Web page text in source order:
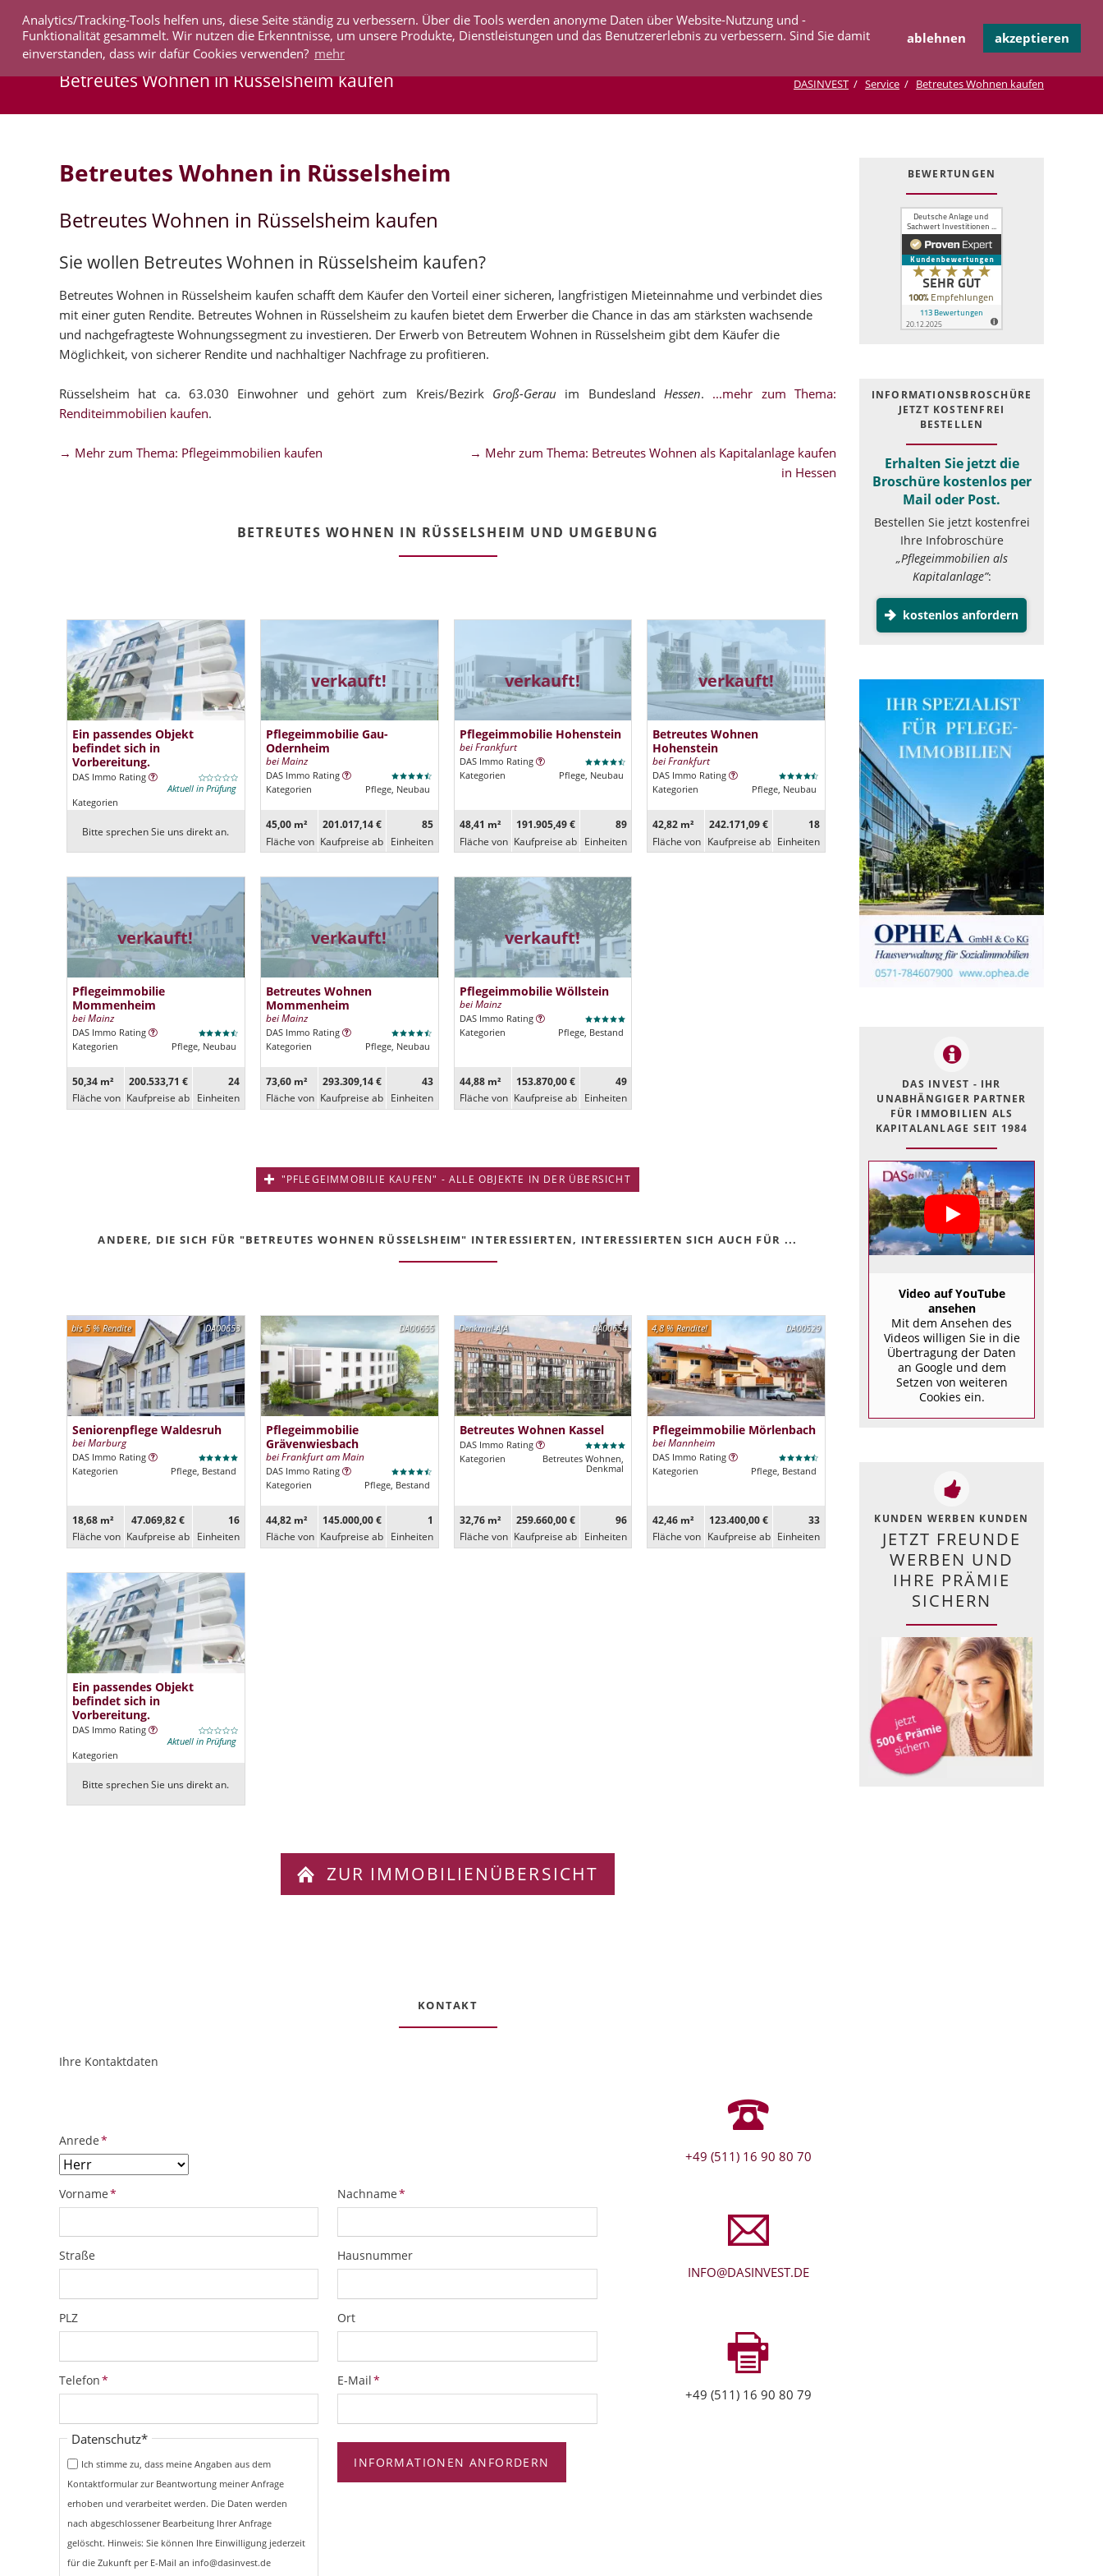
Analytics/Tracking-Tools helfen uns, diese Seite ständig zu verbessern. Über die Tools werden anonyme Daten über Website-Nutzung und -
Funktionalität gesammelt. Wir nutzen die Erkenntnisse, um unsere Produkte, Dienstleistungen und das Benutzererlebnis zu verbessern. Sind Sie damit
einverstanden, dass wir dafür Cookies verwenden? mehr
ablehnen akzeptieren
überspringen
IMMOBILIEN AKTUELLES UNTERNEHMEN SERVICE KOOPERATION KONTAKT
Betreutes Wohnen in Rüsselsheim kaufen DASINVEST Service Betreutes Wohnen kaufen
Betreutes Wohnen in Rüsselsheim
Betreutes Wohnen in Rüsselsheim kaufen
Sie wollen Betreutes Wohnen in Rüsselsheim kaufen?
Betreutes Wohnen in Rüsselsheim kaufen schafft dem Käufer den Vorteil einer sicheren, langfristigen Mieteinnahme und verbindet dies
mit einer guten Rendite. Betreutes Wohnen in Rüsselsheim zu kaufen bietet dem Erwerber die Chance in das am stärksten wachsende
und nachgefragteste Wohnungssegment zu investieren. Der Erwerb von Betreutem Wohnen in Rüsselsheim gibt dem Käufer die
Möglichkeit, von sicherer Rendite und nachhaltiger Nachfrage zu profitieren.
Rüsselsheim hat ca. 63.030 Einwohner und gehört zum Kreis/Bezirk Groß-Gerau im Bundesland Hessen. ...mehr zum Thema:
Renditeimmobilien kaufen.
→ Mehr zum Thema: Pflegeimmobilien kaufen
→ Mehr zum Thema: Betreutes Wohnen als Kapitalanlage kaufen
in Hessen
BETREUTES WOHNEN IN RÜSSELSHEIM UND UMGEBUNG
Ein passendes Objekt
befindet sich in
Vorbereitung.
DAS Immo Rating
Aktuell in Prüfung
Kategorien
Bitte sprechen Sie uns direkt an.
verkauft!
Pflegeimmobilie Gau-
Odernheim
bei Mainz
DAS Immo Rating
Kategorien
Pflege, Neubau
45,00 m²
Fläche von
201.017,14 €
Kaufpreise ab
85
Ein­heiten
verkauft!
Pflegeimmobilie Hohenstein
bei Frankfurt
DAS Immo Rating
Kategorien
Pflege, Neubau
48,41 m²
Fläche von
191.905,49 €
Kaufpreise ab
89
Ein­heiten
verkauft!
Betreutes Wohnen
Hohenstein
bei Frankfurt
DAS Immo Rating
Kategorien
Pflege, Neubau
42,82 m²
Fläche von
242.171,09 €
Kaufpreise ab
18
Ein­heiten
verkauft!
Pflegeimmobilie
Mommenheim
bei Mainz
DAS Immo Rating
Kategorien
Pflege, Neubau
50,34 m²
Fläche von
200.533,71 €
Kaufpreise ab
24
Ein­heiten
verkauft!
Betreutes Wohnen
Mommenheim
bei Mainz
DAS Immo Rating
Kategorien
Pflege, Neubau
73,60 m²
Fläche von
293.309,14 €
Kaufpreise ab
43
Ein­heiten
verkauft!
Pflegeimmobilie Wöllstein
bei Mainz
DAS Immo Rating
Kategorien
Pflege, Bestand
44,88 m²
Fläche von
153.870,00 €
Kaufpreise ab
49
Ein­heiten
"PFLEGEIMMOBILIE KAUFEN" - ALLE OBJEKTE IN DER ÜBERSICHT
ANDERE, DIE SICH FÜR "BETREUTES WOHNEN RÜSSELSHEIM" INTERESSIERTEN, INTERESSIERTEN SICH AUCH FÜR ...
DA00653
bis 5 % Rendite
Seniorenpflege Waldesruh
bei Marburg
DAS Immo Rating
Kategorien
Pflege, Bestand
18,68 m²
Fläche von
47.069,82 €
Kaufpreise ab
16
Ein­heiten
DA00655
Pflegeimmobilie
Grävenwiesbach
bei Frankfurt am Main
DAS Immo Rating
Kategorien
Pflege, Bestand
44,82 m²
Fläche von
145.000,00 €
Kaufpreise ab
1
Ein­heiten
DA00654
Denkmal-AfA
Betreutes Wohnen Kassel
DAS Immo Rating
Kategorien
Betreutes Wohnen,
Denkmal
32,76 m²
Fläche von
259.660,00 €
Kaufpreise ab
96
Ein­heiten
DA00529
4,8 % Rendite!
Pflegeimmobilie Mörlenbach
bei Mannheim
DAS Immo Rating
Kategorien
Pflege, Bestand
42,46 m²
Fläche von
123.400,00 €
Kaufpreise ab
33
Ein­heiten
Ein passendes Objekt
befindet sich in
Vorbereitung.
DAS Immo Rating
Aktuell in Prüfung
Kategorien
Bitte sprechen Sie uns direkt an.
ZUR IMMOBILIENÜBERSICHT
KONTAKT
ObjektPlatzhalter
URL
Ihre Kontaktdaten
Pflichtfeld
Anrede*
Pflichtfeld
Vorname* Pflichtfeld
Nachname*
Straße Hausnummer
PLZ Ort
Pflichtfeld
Telefon* Pflichtfeld
E-Mail*
Pflichtfeld
Datenschutz*
Ich stimme zu, dass meine Angaben aus dem
Kontaktformular zur Beantwortung meiner Anfrage
erhoben und verarbeitet werden. Die Daten werden
nach abgeschlossener Bearbeitung Ihrer Anfrage
gelöscht. Hinweis: Sie können Ihre Einwilligung jederzeit
für die Zukunft per E-Mail an info@dasinvest.de
INFORMATIONEN ANFORDERN
+49 (511) 16 90 80 70
INFO@DASINVEST.DE
+49 (511) 16 90 80 79
BEWERTUNGEN
INFOR­MATIONS­BROSCHÜRE
JETZT KOSTEN­FREI
BESTELLEN
Erhalten Sie jetzt die
Broschüre kostenlos per
Mail oder Post.
Bestellen Sie jetzt kostenfrei
Ihre Infobroschüre
„Pflegeimmobilien als
Kapitalanlage”:
kostenlos anfordern
DAS INVEST - IHR
UNABHÄNGIGER PARTNER
FÜR IMMOBILIEN ALS
KAPITALANLAGE SEIT 1984
Video auf YouTube
ansehen
Mit dem Ansehen des
Videos willigen Sie in die
Übertragung der Daten
an Google und dem
Setzen von weiteren
Cookies ein.
KUNDEN WERBEN KUNDEN
JETZT FREUNDE
WERBEN UND
IHRE PRÄMIE
SICHERN